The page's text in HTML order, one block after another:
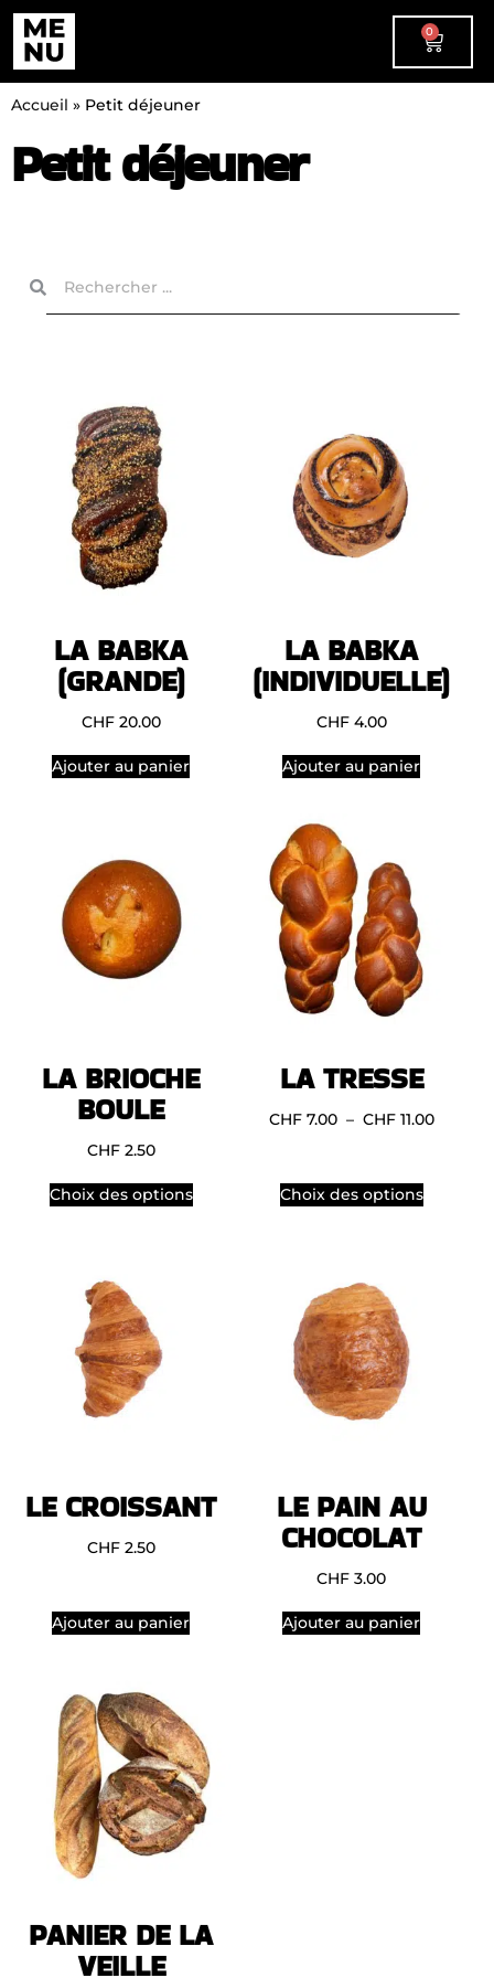
0
Accueil » Petit déjeuner
Petit déjeuner
LA BABKA
(GRANDE)
CHF20.00
Ajouter au panier
LA BABKA
(INDIVIDUELLE)
CHF4.00
Ajouter au panier
LA BRIOCHE
BOULE
CHF2.50
Choix des options
LA TRESSE
CHF7.00 – CHF11.00
Choix des options
LE CROISSANT
CHF2.50
Ajouter au panier
LE PAIN AU
CHOCOLAT
CHF 3.00
Ajouter au panier
PANIER DE LA
VEILLE